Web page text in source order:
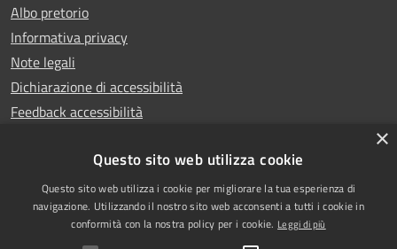
Albo pretorio
Informativa privacy
Note legali
Dichiarazione di accessibilità
Feedback accessibilità
RSS
Accessibilità
Copyright © 2025
Comune di Garlasco
×
Questo sito web utilizza cookie
Questo sito web utilizza i cookie per migliorare la tua esperienza di
navigazione. Utilizzando il nostro sito web acconsenti a tutti i cookie in
conformità con la nostra policy per i cookie. Leggi di più